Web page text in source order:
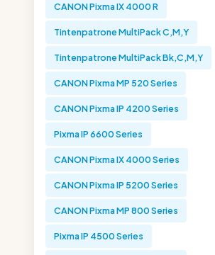
CANON Pixma IX 4000 R
Tintenpatrone MultiPack C,M,Y
Tintenpatrone MultiPack Bk,C,M,Y
CANON Pixma MP 520 Series
CANON Pixma IP 4200 Series
Pixma IP 6600 Series
CANON Pixma IX 4000 Series
CANON Pixma IP 5200 Series
CANON Pixma MP 800 Series
Pixma IP 4500 Series